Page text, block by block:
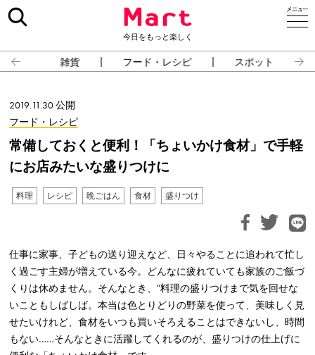
今日をもっと楽しく
雑貨 フード・レシピ スポット
2019.11.30 公開
フード・レシピ
常備しておくと便利！「ちょいかけ食材」で手軽
にお店みたいな盛りつけに
料理 レシピ 晩ごはん 食材 盛りつけ
仕事に家事、子どもの送り迎えなど、日々やることに追われて忙し
く過ごす主婦が増えている今。どんなに疲れていても家族のご飯づ
くりは休めません。そんなとき、“料理の盛りつけまで気を回せな
いこともしばしば。本当は色とりどりの野菜を使って、美味しく見
せたいけれど、食材をいつも買いそろえることはできないし、時間
もない……そんなときに活躍してくれるのが、盛りつけの仕上げに